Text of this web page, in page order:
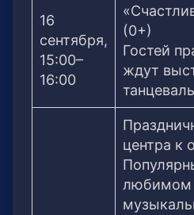
16
сентября,
15:00–
16:00
(0+)
Гостей
ждут
центра к
любимом